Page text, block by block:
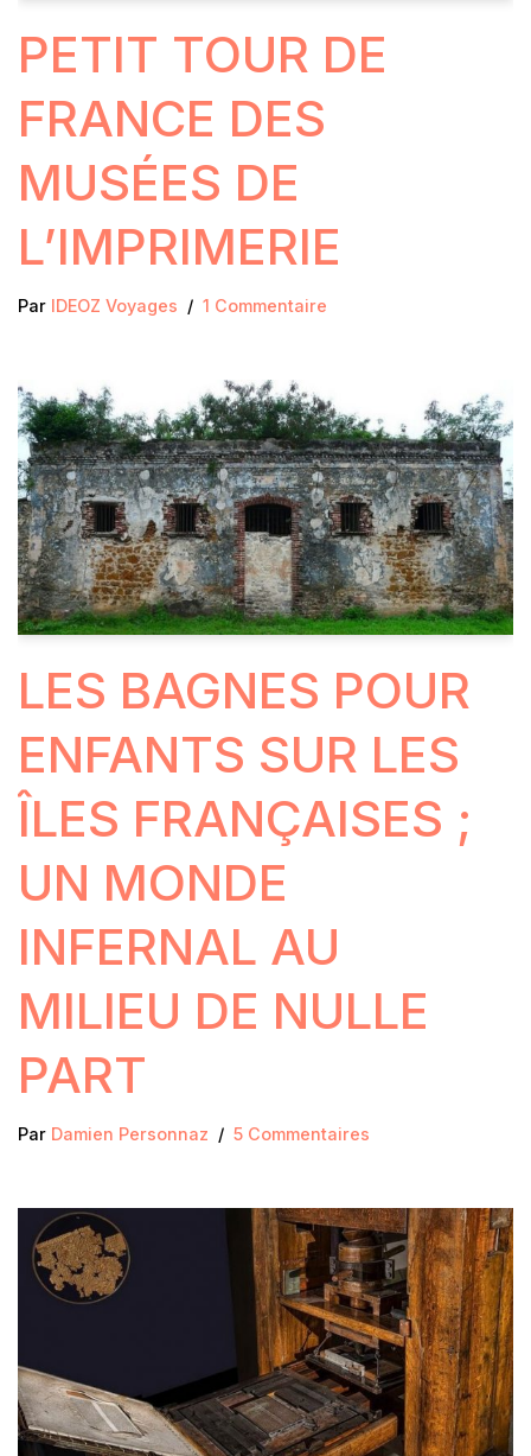
PETIT TOUR DE
FRANCE DES
MUSÉES DE
L’IMPRIMERIE
Par IDEOZ Voyages 1 Commentaire
LES BAGNES POUR
ENFANTS SUR LES
ÎLES FRANÇAISES ;
UN MONDE
INFERNAL AU
MILIEU DE NULLE
PART
Par Damien Personnaz 5 Commentaires